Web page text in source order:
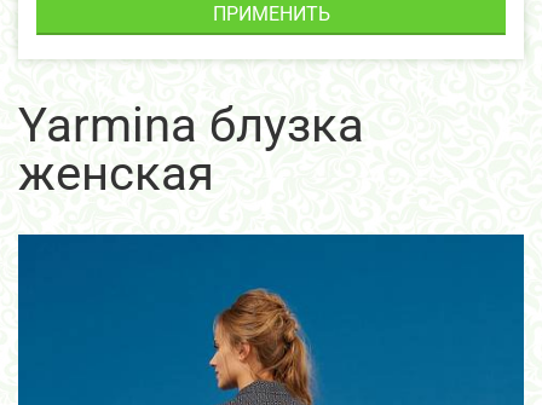
ПРИМЕНИТЬ
Yarmina блузка
женская